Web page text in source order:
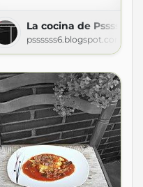
La cocina de Pssssss
pssssss6.blogspot.com